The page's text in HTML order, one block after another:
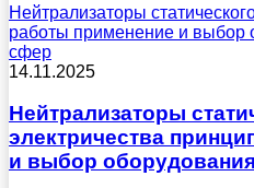
Нейтрализаторы
работы применение и выбор
сфер
14.11.2025
Нейтрализаторы
электричества
и выбор